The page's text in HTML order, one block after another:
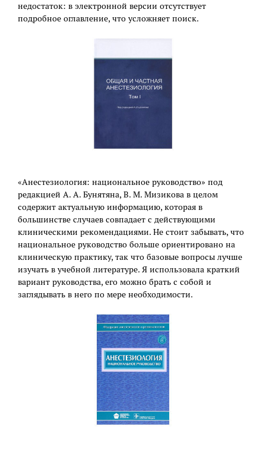
недостаток: в электронной версии отсутствует
подробное оглавление, что усложняет поиск.
«Анестезиология: национальное руководство» под
редакцией А. А. Бунятяна, В. М. Мизикова в целом
содержит актуальную информацию, которая в
большинстве случаев совпадает с действующими
клиническими рекомендациями. Не стоит забывать, что
национальное руководство больше ориентировано на
клиническую практику, так что базовые вопросы лучше
изучать в учебной литературе. Я использовала краткий
вариант руководства, его можно брать с собой и
заглядывать в него по мере необходимости.